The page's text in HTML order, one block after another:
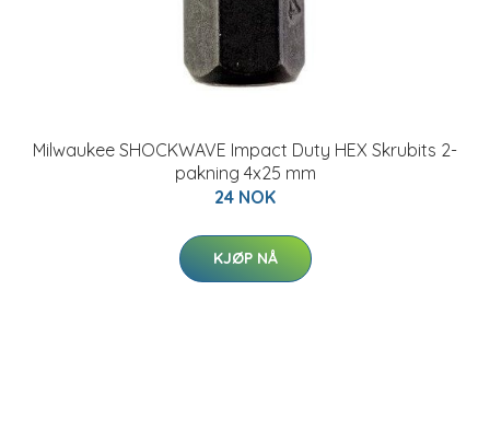
Milwaukee SHOCKWAVE Impact Duty HEX Skrubits 2-
pakning 4x25 mm
24 NOK
KJØP NÅ